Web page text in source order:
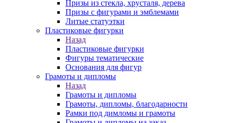
Призы из стекла, хрусталя, дерева
Призы с фигурами и эмблемами
Литые статуэтки
Пластиковые фигурки
Назад
Пластиковые фигурки
Фигуры тематические
Основания для фигур
Грамоты и дипломы
Назад
Грамоты и дипломы
Грамоты, дипломы, благодарности
Рамки под димломы и грамоты